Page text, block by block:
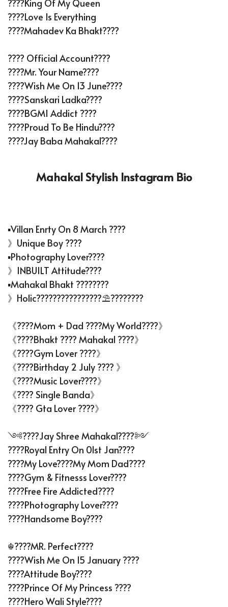
????King Of My Queen
????Love Is Everything
????Mahadev Ka Bhakt????
???? Official Account????
????Mr. Your Name????
????Wish Me On 13 June????
????Sanskari Ladka????
????BGMI Addict ????
????Proud To Be Hindu????
????Jay Baba Mahakal????
Mahakal Stylish Instagram Bio
▪Villan Enrty On 8 March ????
》Unique Boy ????
▪Photography Lover????
》INBUILT Attitude????
▪Mahakal Bhakt ????️????
》Holic????????????️????⛱️????????
《????Mom + Dad ????my World????》
《????Bhakt ???? Mahakal ????》
《????Gym Lover ????》
《????Birthday 2 July ???? 》
《????Music Lover????》
《???? Single Banda》
《???? Gta Lover ????》
༺????Jay Shree Mahakal????༻
????Royal Entry On 01st Jan????
????My Love????My Mom Dad????
????Gym & Fitnesss Lover????
????Free Fire Addicted????
????Photography Lover????
????Handsome Boy????
☬????MR. Perfect????
????Wish Me On 15 January ????
????Attitude Boy????
????Prince Of My Princess ????
????Hero Wali Style????